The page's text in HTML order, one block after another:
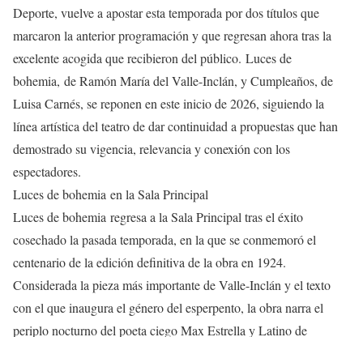
Deporte, vuelve a apostar esta temporada por dos títulos que
marcaron la anterior programación y que regresan ahora tras la
excelente acogida que recibieron del público. Luces de
bohemia, de Ramón María del Valle-Inclán, y Cumpleaños, de
Luisa Carnés, se reponen en este inicio de 2026, siguiendo la
línea artística del teatro de dar continuidad a propuestas que han
demostrado su vigencia, relevancia y conexión con los
espectadores.
Luces de bohemia en la Sala Principal
Luces de bohemia regresa a la Sala Principal tras el éxito
cosechado la pasada temporada, en la que se conmemoró el
centenario de la edición definitiva de la obra en 1924.
Considerada la pieza más importante de Valle-Inclán y el texto
con el que inaugura el género del esperpento, la obra narra el
periplo nocturno del poeta ciego Max Estrella y Latino de